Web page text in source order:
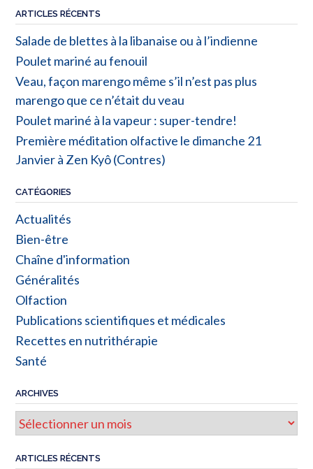
ARTICLES RÉCENTS
Salade de blettes à la libanaise ou à l’indienne
Poulet mariné au fenouil
Veau, façon marengo même s’il n’est pas plus
marengo que ce n’était du veau
Poulet mariné à la vapeur : super-tendre!
Première méditation olfactive le dimanche 21
Janvier à Zen Kyô (Contres)
CATÉGORIES
Actualités
Bien-être
Chaîne d'information
Généralités
Olfaction
Publications scientifiques et médicales
Recettes en nutrithérapie
Santé
ARCHIVES
ARTICLES RÉCENTS